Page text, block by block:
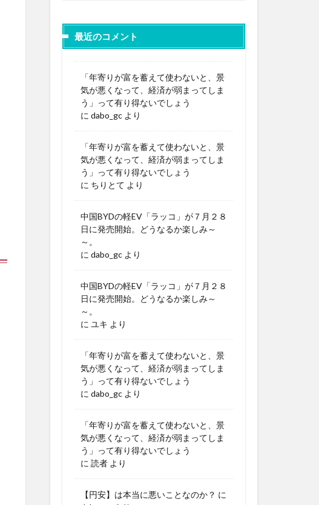
最近のコメント
「年寄りが富を蓄えて使わないと、景
気が悪くなって、経済が弱まってしま
う」って有り得ないでしょう
に dabo_gc より
「年寄りが富を蓄えて使わないと、景
気が悪くなって、経済が弱まってしま
う」って有り得ないでしょう
に ちりとて より
中国BYDの軽EV「ラッコ」が７月２８
日に発売開始。どうなるか楽しみ～
～。
に dabo_gc より
中国BYDの軽EV「ラッコ」が７月２８
日に発売開始。どうなるか楽しみ～
～。
に ユキ より
「年寄りが富を蓄えて使わないと、景
気が悪くなって、経済が弱まってしま
う」って有り得ないでしょう
に dabo_gc より
「年寄りが富を蓄えて使わないと、景
気が悪くなって、経済が弱まってしま
う」って有り得ないでしょう
に 読者 より
【円安】は本当に悪いことなのか？ に